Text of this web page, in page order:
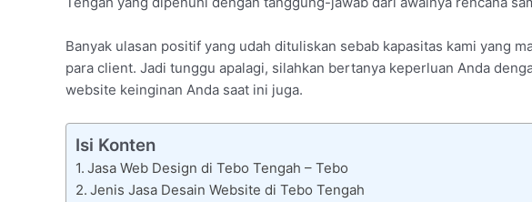
Banyak ulasan positif yang udah dituliskan sebab kapasitas kami yang
para client. Jadi tunggu apalagi, silahkan bertanya keperluan Anda
website keinginan Anda saat ini juga.
Isi Konten
Jasa Web Design di Tebo Tengah – Tebo
Jenis Jasa Desain Website di Tebo Tengah